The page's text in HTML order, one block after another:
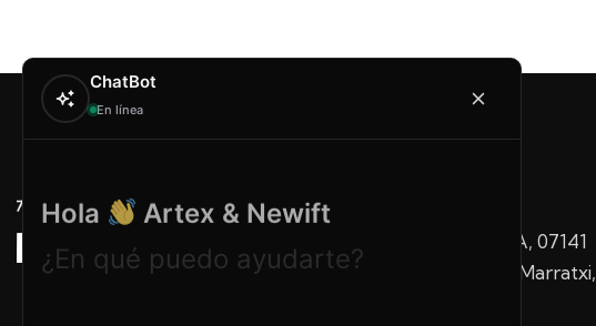
Carrer Conradors, 10A, 07141
Poligono Industrial de Marratxi,
ChatBot
En línea
Hola
Artex & Newift
¿En qué puedo ayudarte?